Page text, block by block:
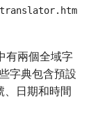
有兩個全域字
字典包含預設
、日期和時間